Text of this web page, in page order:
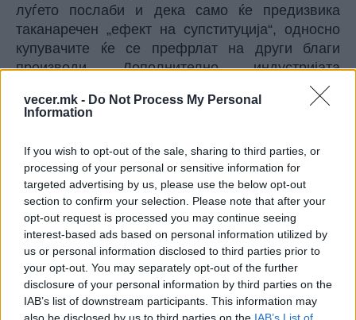
vecer.mk - Do Not Process My Personal
Information
If you wish to opt-out of the sale, sharing to third parties, or
processing of your personal or sensitive information for
targeted advertising by us, please use the below opt-out
section to confirm your selection. Please note that after your
opt-out request is processed you may continue seeing
interest-based ads based on personal information utilized by
us or personal information disclosed to third parties prior to
your opt-out. You may separately opt-out of the further
disclosure of your personal information by third parties on the
IAB’s list of downstream participants. This information may
луѓето послаби и дека само ќе предизвика
таканаречен „ефект на супституција“, односно
купувачите ќе се префрлат на други благи
производи. Дополнително, индустријата
предупредува на зголемени бирократски
трошоци кои на крајот ќе ги платат
помалите компании и семејствата со пониски
приходи. Сепак, јавно-здравствените експерти
контрааргументираат дека токму
посиромашните слоеви би имале најголема
корист бидејќи тие се најмногу погодени од
болести поврзани со дебелината и дијабетесот.
Иако предлогот допрва треба да ја помине
парламентарната процедура, експертите се
сложни дека самиот данок не е доволен и дека
е потребен поширок пакет мерки, како поздрава